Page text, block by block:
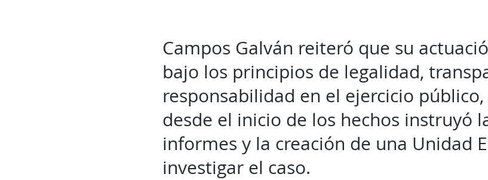
Campos Galván reiteró que su
bajo los principios de legalidad,
responsabilidad en el ejercicio
desde el inicio de los hechos instruyó
informes y la creación de una Unidad
investigar el caso.